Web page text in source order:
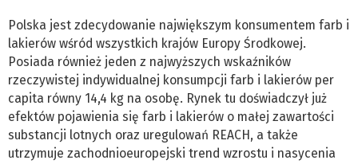
Polska jest zdecydowanie największym konsumentem farb i
lakierów wśród wszystkich krajów Europy Środkowej.
Posiada również jeden z najwyższych wskaźników
rzeczywistej indywidualnej konsumpcji farb i lakierów per
capita równy 14,4 kg na osobę. Rynek tu doświadczył już
efektów pojawienia się farb i lakierów o małej zawartości
substancji lotnych oraz uregulowań REACH, a także
utrzymuje zachodnioeuropejski trend wzrostu i nasycenia